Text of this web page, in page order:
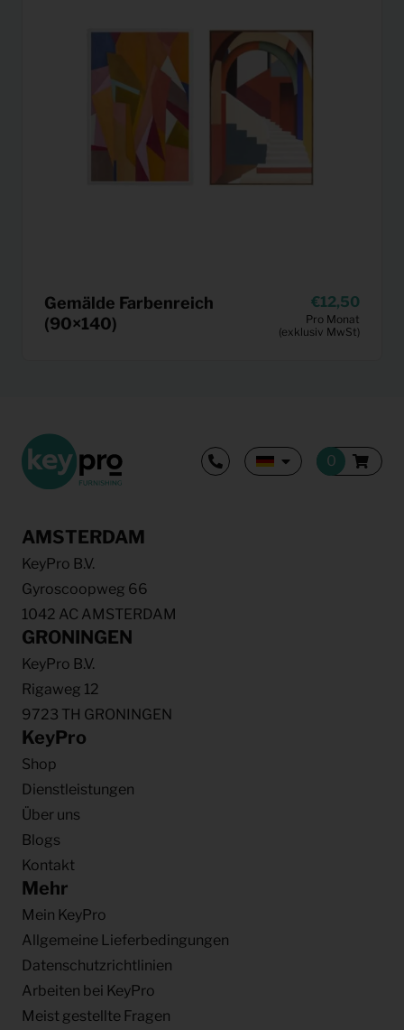
Gemälde Farbenreich
(90×140)
12,50
Pro Monat
(exklusiv MwSt)
AMSTERDAM
KeyPro B.V.
Gyroscoopweg 66
1042 AC AMSTERDAM
GRONINGEN
KeyPro B.V.
Rigaweg 12
9723 TH GRONINGEN
KeyPro
Shop
Dienstleistungen
Über uns
Blogs
Kontakt
Mehr
Mein KeyPro
Allgemeine Lieferbedingungen
Datenschutzrichtlinien
Arbeiten bei KeyPro
Meist gestellte Fragen